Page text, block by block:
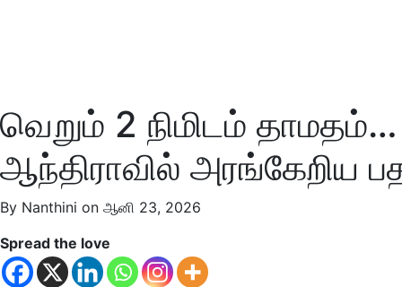
வெறும் 2 நிமிடம்
ஆந்திராவில் அரங்கேறிய
By Nanthini on ஆனி 23, 2026
Spread the love